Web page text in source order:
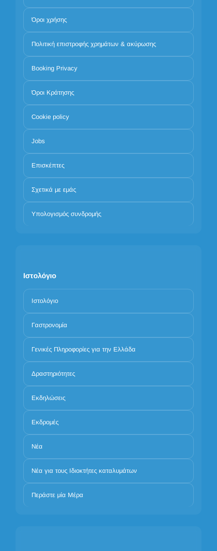
Όροι χρήσης
Πολιτική επιστροφής χρημάτων & ακύρωσης
Booking Privacy
Όροι Κράτησης
Cookie policy
Jobs
Επισκέπτες
Σχετικά με εμάς
Υπολογισμός συνδρομής
Ιστολόγιο
Ιστολόγιο
Γαστρονομία
Γενικές Πληροφορίες για την Ελλάδα
Δραστηριότητες
Εκδηλώσεις
Εκδρομές
Νέα
Νέα για τους Ιδιοκτήτες καταλυμάτων
Περάστε μία Μέρα